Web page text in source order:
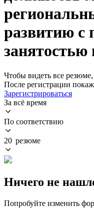
развитию с
занятостью
Чтобы видеть все резюме,
После регистрации
Зарегистрироваться
За всё время
По соответствию
20 резюме
Ничего не
Попробуйте изменить